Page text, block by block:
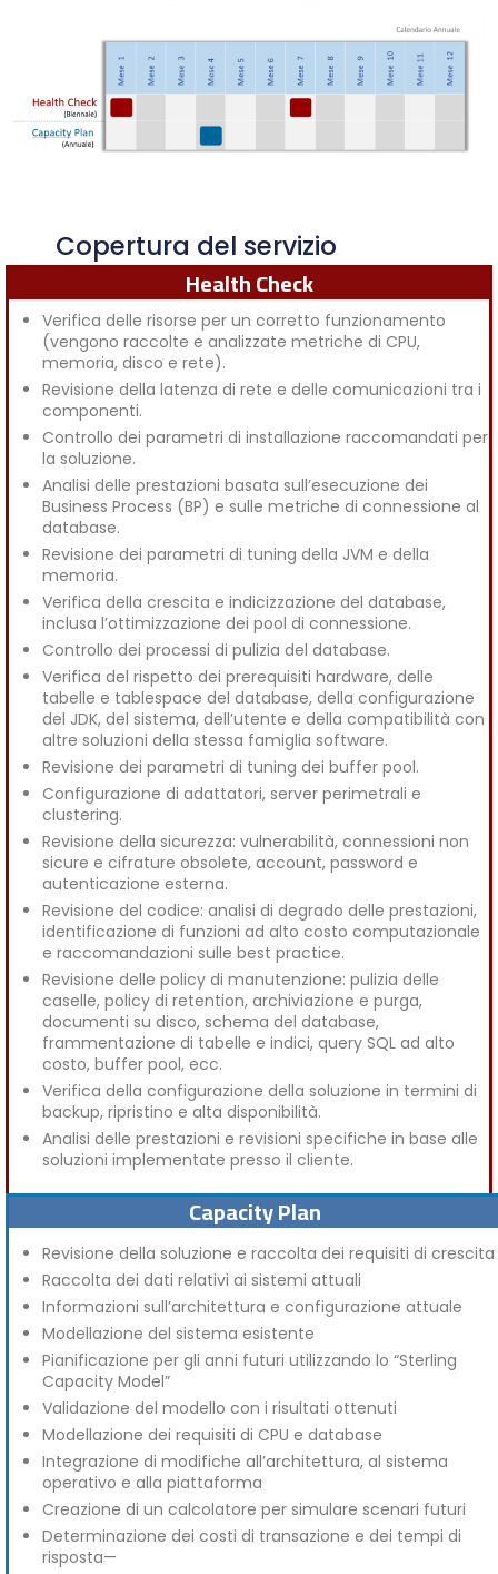
Copertura del servizio
Health Check
Verifica delle risorse per un corretto funzionamento
(vengono raccolte e analizzate metriche di CPU,
memoria, disco e rete).
Revisione della latenza di rete e delle comunicazioni tra i
componenti.
Controllo dei parametri di installazione raccomandati per
la soluzione.
Analisi delle prestazioni basata sull’esecuzione dei
Business Process (BP) e sulle metriche di connessione al
database.
Revisione dei parametri di tuning della JVM e della
memoria.
Verifica della crescita e indicizzazione del database,
inclusa l’ottimizzazione dei pool di connessione.
Controllo dei processi di pulizia del database.
Verifica del rispetto dei prerequisiti hardware, delle
tabelle e tablespace del database, della configurazione
del JDK, del sistema, dell’utente e della compatibilità con
altre soluzioni della stessa famiglia software.
Revisione dei parametri di tuning dei buffer pool.
Configurazione di adattatori, server perimetrali e
clustering.
Revisione della sicurezza: vulnerabilità, connessioni non
sicure e cifrature obsolete, account, password e
autenticazione esterna.
Revisione del codice: analisi di degrado delle prestazioni,
identificazione di funzioni ad alto costo computazionale
e raccomandazioni sulle best practice.
Revisione delle policy di manutenzione: pulizia delle
caselle, policy di retention, archiviazione e purga,
documenti su disco, schema del database,
frammentazione di tabelle e indici, query SQL ad alto
costo, buffer pool, ecc.
Verifica della configurazione della soluzione in termini di
backup, ripristino e alta disponibilità.
Analisi delle prestazioni e revisioni specifiche in base alle
soluzioni implementate presso il cliente.
Capacity Plan
Revisione della soluzione e raccolta dei requisiti di crescita
Raccolta dei dati relativi ai sistemi attuali
Informazioni sull’architettura e configurazione attuale
Modellazione del sistema esistente
Pianificazione per gli anni futuri utilizzando lo “Sterling
Capacity Model”
Validazione del modello con i risultati ottenuti
Modellazione dei requisiti di CPU e database
Integrazione di modifiche all’architettura, al sistema
operativo e alla piattaforma
Creazione di un calcolatore per simulare scenari futuri
Determinazione dei costi di transazione e dei tempi di
risposta—